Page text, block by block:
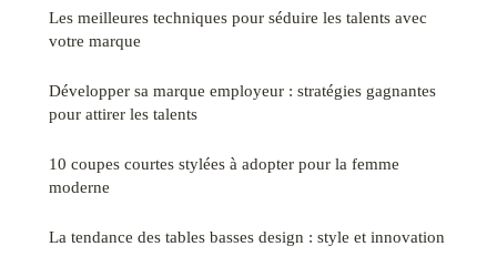
Les meilleures techniques pour séduire les talents avec
votre marque
Développer sa marque employeur : stratégies gagnantes
pour attirer les talents
10 coupes courtes stylées à adopter pour la femme
moderne
La tendance des tables basses design : style et innovation